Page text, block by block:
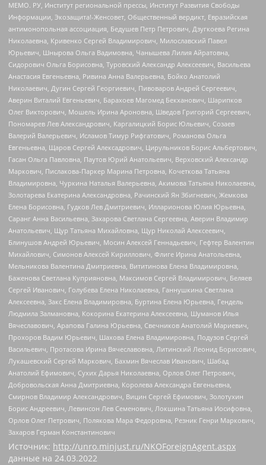
МЕМО. РУ, Институт региональной прессы, Институт Развития Свободы
Информации, Экозащита!-Женсовет, Общественный вердикт, Евразийская
антимонопольная ассоциация, Бедушев Петр Петрович, Дзугкоева Регина
Николаевна, Кривенко Сергей Владимирович, Милославский Павел
Юрьевич, Шнырова Ольга Вадимовна, Чанышева Лилия Айратовна,
Сидорович Ольга Борисовна, Туровский Александр Алексеевич, Васильева
Анастасия Евгеньевна, Ривина Анна Валерьевна, Бойко Анатолий
Николаевич, Дугин Сергей Георгиевич, Пивоваров Андрей Сергеевич,
Аверин Виталий Евгеньевич, Барахоев Магомед Бекханович, Шарипков
Олег Викторович, Мошель Ирина Ароновна, Шведов Григорий Сергеевич,
Пономарев Лев Александрович, Каргалицкий Борис Юльевич, Созаев
Валерий Валерьевич, Исламов Тимур Рифгатович, Романова Ольга
Евгеньевна, Щаров Сергей Алексадрович, Цирульников Борис Альбертович,
Гасан Ольга Павловна, Паутов Юрий Анатольевич, Верховский Александр
Маркович, Пислакова-Паркер Марина Петровна, Кочеткова Татьяна
Владимировна, Чуркина Наталья Валерьевна, Акимова Татьяна Николаевна,
Золотарева Екатерина Александровна, Рачинский Ян Збигневич, Жемкова
Елена Борисовна, Гудков Лев Дмитриевич, Илларионова Юлия Юрьевна,
Саранг Анна Васильевна, Захарова Светлана Сергеевна, Аверин Владимир
Анатольевич, Щур Татьяна Михайловна, Щур Николай Алексеевич,
Блинушов Андрей Юрьевич, Мосин Алексей Геннадьевич, Гефтер Валентин
Михайлович, Симонов Алексей Кириллович, Флиге Ирина Анатольевна,
Мельникова Валентина Дмитриевна, Вититинова Елена Владимировна,
Баженова Светлана Куприяновна, Максимов Сергей Владимирович, Беляев
Сергей Иванович, Голубева Елена Николаевна, Ганнушкина Светлана
Алексеевна, Закс Елена Владимировна, Буртина Елена Юрьевна, Гендель
Людмила Залмановна, Кокорина Екатерина Алексеевна, Шуманов Илья
Вячеславович, Арапова Галина Юрьевна, Свечников Анатолий Мариевич,
Прохоров Вадим Юрьевич, Шахова Елена Владимировна, Подузов Сергей
Васильевич, Протасова Ирина Вячеславовна, Литинский Леонид Борисович,
Лукашевский Сергей Маркович, Бахмин Вячеслав Иванович, Шабад
Анатолий Ефимович, Сухих Дарья Николаевна, Орлов Олег Петрович,
Добровольская Анна Дмитриевна, Королева Александра Евгеньевна,
Смирнов Владимир Александрович, Вицин Сергей Ефимович, Золотухин
Борис Андреевич, Левинсон Лев Семенович, Локшина Татьяна Иосифовна,
Орлов Олег Петрович, Полякова Мара Федоровна, Резник Генри Маркович,
Захаров Герман Константинович
Источник: http://unro.minjust.ru/NKOForeignAgent.aspx
данные на 24.03.2022